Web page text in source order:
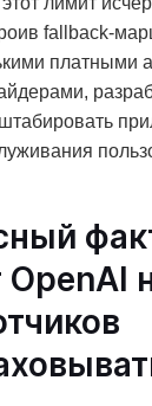
fallback-
платными
OpenAI